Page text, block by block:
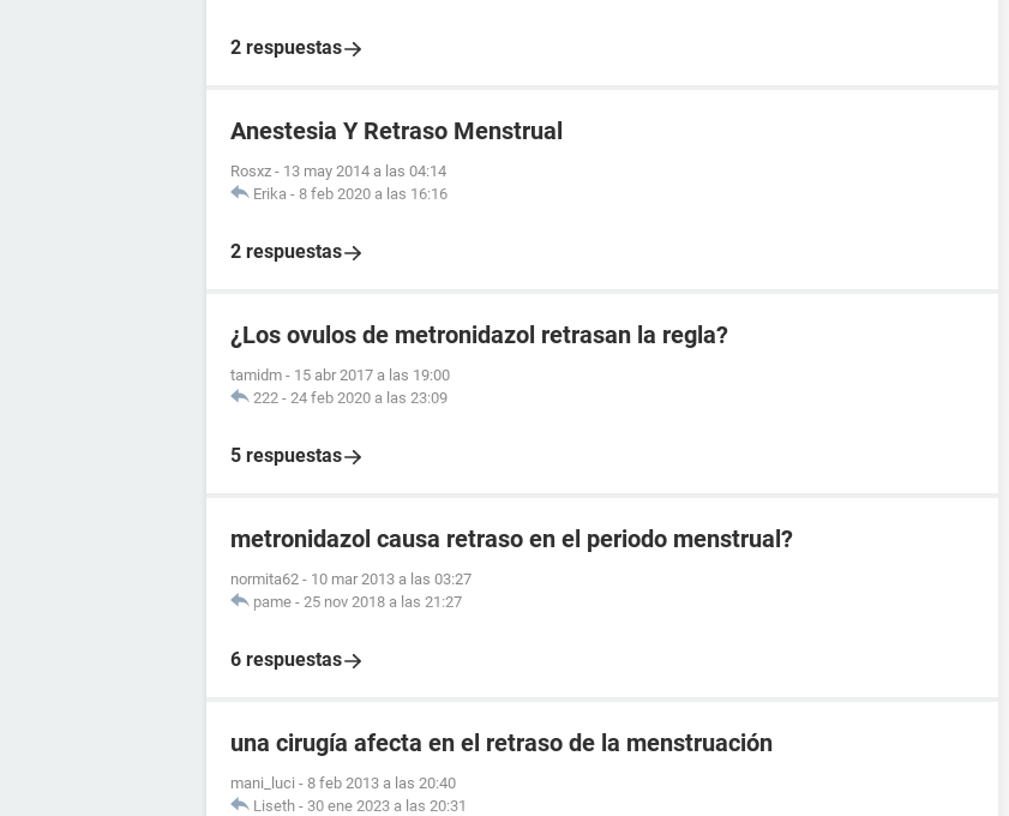
2 respuestas
Anestesia Y Retraso Menstrual
Rosxz - 13 may 2014 a las 04:14
Erika - 8 feb 2020 a las 16:16
2 respuestas
¿Los ovulos de metronidazol retrasan la regla?
tamidm - 15 abr 2017 a las 19:00
222 - 24 feb 2020 a las 23:09
5 respuestas
metronidazol causa retraso en el periodo menstrual?
normita62 - 10 mar 2013 a las 03:27
pame - 25 nov 2018 a las 21:27
6 respuestas
una cirugía afecta en el retraso de la menstruación
mani_luci - 8 feb 2013 a las 20:40
Liseth - 30 ene 2023 a las 20:31